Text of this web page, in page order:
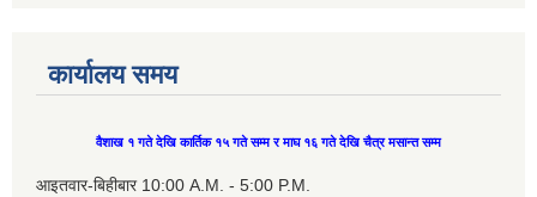
कार्यालय समय
वैशाख १ गते देखि कार्तिक १५ गते सम्म र माघ १६ गते देखि चैत्र मसान्त सम्म
आइतवार-बिहीबार 10:00 A.M. - 5:00 P.M.